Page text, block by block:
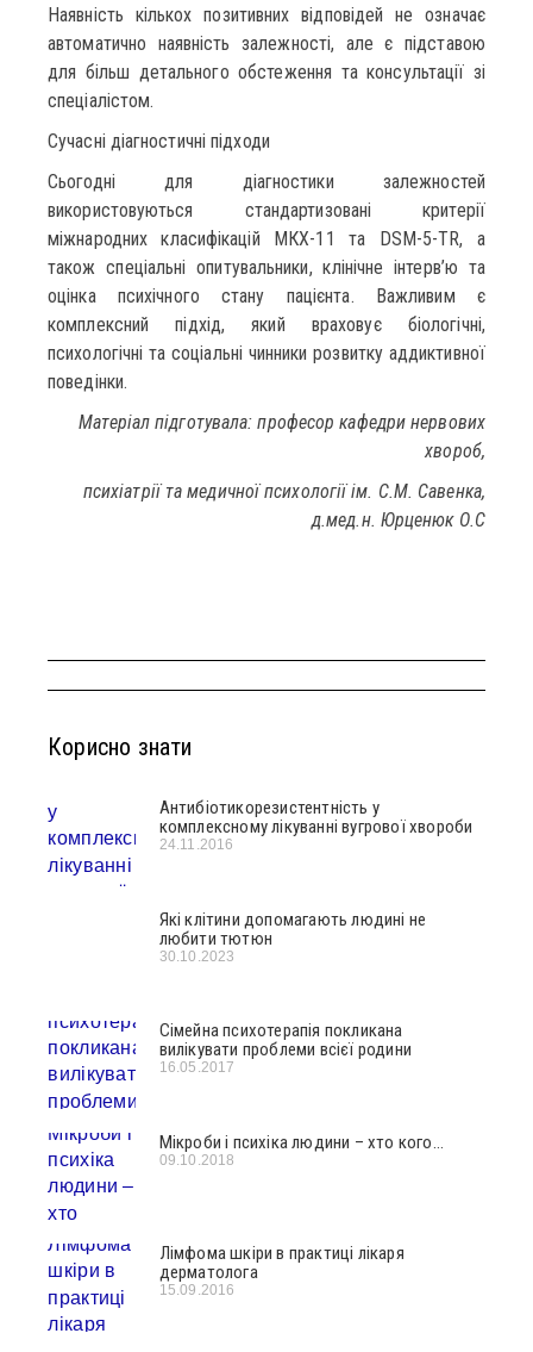
Наявність кількох позитивних відповідей не означає
автоматично наявність залежності, але є підставою
для більш детального обстеження та консультації зі
спеціалістом.
Сучасні діагностичні підходи
Сьогодні для діагностики залежностей
використовуються стандартизовані критерії
міжнародних класифікацій МКХ-11 та DSM-5-TR, а
також спеціальні опитувальники, клінічне інтерв’ю та
оцінка психічного стану пацієнта. Важливим є
комплексний підхід, який враховує біологічні,
психологічні та соціальні чинники розвитку аддиктивної
поведінки.
Матеріал підготувала: професор кафедри нервових
хвороб,
психіатрії та медичної психології ім. С.М. Савенка,
д.мед.н. Юрценюк О.С
Корисно знати
Антибіотикорезистентність у
комплексному лікуванні вугрової хвороби
24.11.2016
Які клітини допомагають людині не
любити тютюн
30.10.2023
Сімейна психотерапія покликана
вилікувати проблеми всієї родини
16.05.2017
Мікроби і психіка людини – хто кого…
09.10.2018
Лімфома шкіри в практиці лікаря
дерматолога
15.09.2016